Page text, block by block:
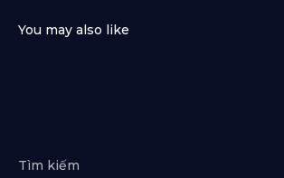
Tìm kiếm